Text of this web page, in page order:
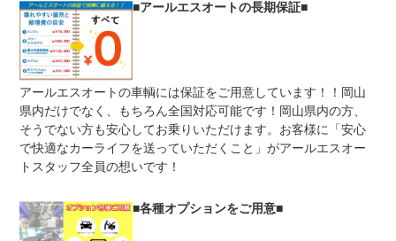
修理回数 無制限
上限金額
車両本体価格
限度額５万円まで。５０万円～３００万円（最大）のプラ
ンもご用意しています。
免責金
無し
自社入庫であれば無料！
保証修理
受付先
遠方のお客様でアールエスオートに持ち込めないお客様も
補償修理はお受け致します。事前に修理受付が必要ですの
で万が一故障された際は弊社までご連絡ください。
法定整備
※車検なし・車検整備付の場合は法定24ヶ月点検整備付
※商用車は6ヶ月または12ヶ月点検整備付
■アールエスオートの長期保証■
アールエスオートの車輌には保証をご用意しています！！岡山
県内だけでなく、もちろん全国対応可能です！岡山県内の方、
そうでない方も安心してお乗りいただけます。お客様に「安心
で快適なカーライフを送っていただくこと」がアールエスオー
トスタッフ全員の想いです！
■各種オプションをご用意■